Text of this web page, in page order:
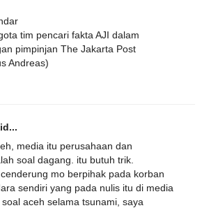
tim pencari fakta AJI dalam
pimpinjan The Jakarta Post
Andreas)
media itu perusahaan dan
soal dagang. itu butuh trik.
mo berpihak pada korban
sendiri yang pada nulis itu di media
aceh selama tsunami, saya